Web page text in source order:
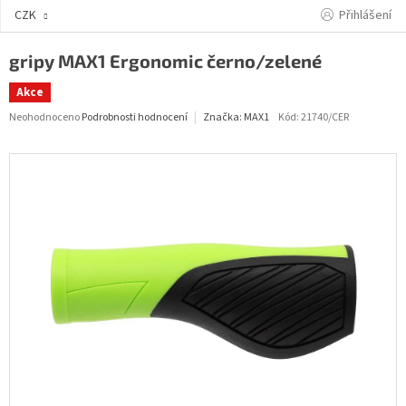
Přejít
CZK Přihlášení
gripy MAX1 Ergonomic černo/zelené
Akce
Průměrné
NeohodnocenoPodrobnosti hodnocení Značka: MAX1 Kód:21740/CER